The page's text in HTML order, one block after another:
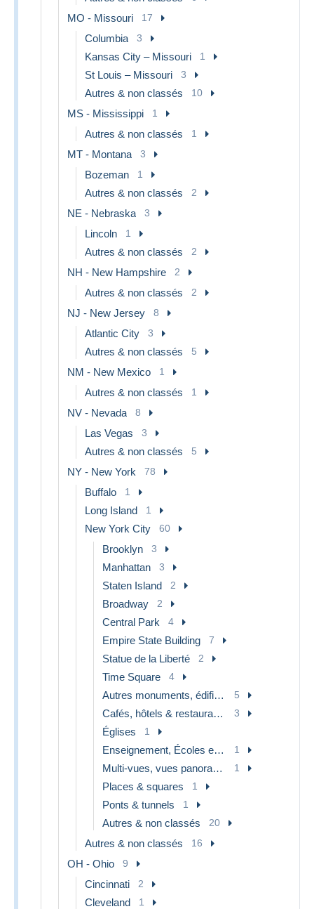
MO - Missouri 17
Columbia 3
Kansas City – Missouri 1
St Louis – Missouri 3
Autres & non classés 10
MS - Mississippi 1
Autres & non classés 1
MT - Montana 3
Bozeman 1
Autres & non classés 2
NE - Nebraska 3
Lincoln 1
Autres & non classés 2
NH - New Hampshire 2
Autres & non classés 2
NJ - New Jersey 8
Atlantic City 3
Autres & non classés 5
NM - New Mexico 1
Autres & non classés 1
NV - Nevada 8
Las Vegas 3
Autres & non classés 5
NY - New York 78
Buffalo 1
Long Island 1
New York City 60
Brooklyn 3
Manhattan 3
Staten Island 2
Broadway 2
Central Park 4
Empire State Building 7
Statue de la Liberté 2
Time Square 4
Autres monuments, édifices 5
Cafés, hôtels & restaurants 3
Églises 1
Enseignement, Écoles et Universités 1
Multi-vues, vues panoramiques 1
Places & squares 1
Ponts & tunnels 1
Autres & non classés 20
Autres & non classés 16
OH - Ohio 9
Cincinnati 2
Cleveland 1